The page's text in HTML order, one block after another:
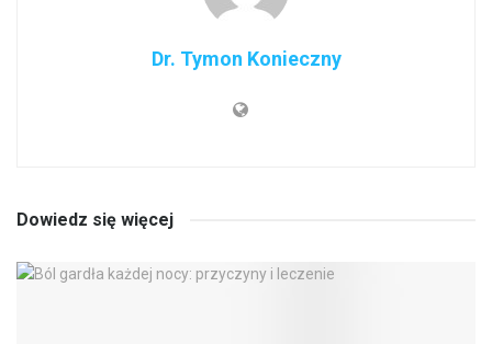
Dr. Tymon Konieczny
Dowiedz się więcej